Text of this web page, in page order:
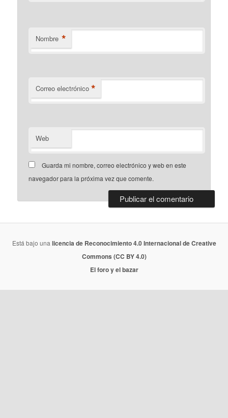
Nombre *
Correo electrónico *
Web
Guarda mi nombre, correo electrónico y web en este
navegador para la próxima vez que comente.
Está bajo unalicencia de Reconocimiento 4.0 Internacional de Creative
Commons (CC BY 4.0)
El foro y el bazar